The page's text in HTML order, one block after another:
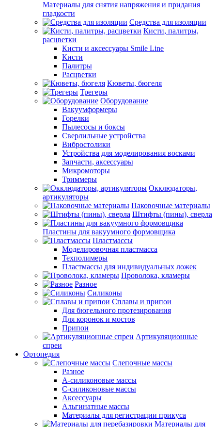
Материалы для снятия напряжения и придания
гладкости
Средства для изоляции
Кисти, палитры,
расцветки
Кисти и аксессуары Smile Line
Кисти
Палитры
Расцветки
Кюветы, бюгеля
Трегеры
Оборудование
Вакуумформеры
Горелки
Пылесосы и боксы
Сверлильные устройства
Вибростолики
Устройства для моделирования восками
Запчасти, аксессуары
Микромоторы
Триммеры
Окклюдаторы,
артикуляторы
Паковочные материалы
Штифты (пины), сверла
Пластины для вакуумного формовщика
Пластмассы
Моделировочная пластмасса
Техполимеры
Пластмассы для индивидуальных ложек
Проволока, кламеры
Разное
Силиконы
Сплавы и припои
Для бюгельного протезирования
Для коронок и мостов
Припои
Артикуляционные
спреи
Ортопедия
Слепочные массы
Разное
А-силиконовые массы
С-силиконовые массы
Аксессуары
Альгинатные массы
Материалы для регистрации прикуса
Материалы для